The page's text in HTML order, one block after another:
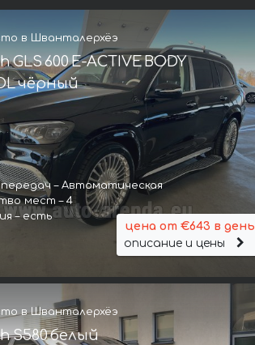
в Шванталерхёэ
GLS 600 E-ACTIVE BODY
чёрный
передач – Автоматическая
мест – 4
– есть
цена от €643 в день
описание и цены
в Шванталерхёэ
S580 белый